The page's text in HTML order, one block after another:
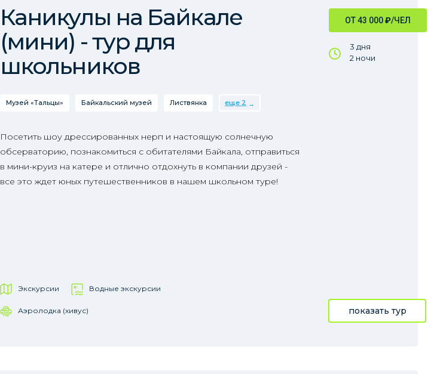
ОТ 43 000₽/ЧЕЛ
3 дня
2 ночи
Каникулы на Байкале
(мини) - тур для
школьников
Музей «Тальцы» Байкальский музей Листвянка еще 2
Посетить шоу дрессированных нерп и настоящую солнечную
обсерваторию, познакомиться с обитателями Байкала, отправиться
в мини-круиз на катере и отлично отдохнуть в компании друзей -
все это ждет юных путешественников в нашем школьном туре!
Экскурсии Водные экскурсии
Аэролодка (хивус) показать тур